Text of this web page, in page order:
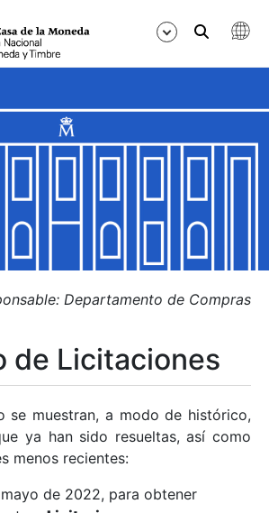
Departamento de Compras
de Licitaciones
se muestran, a modo de histórico,
ya han sido resueltas, así como
menos recientes:
de 2022, para obtener